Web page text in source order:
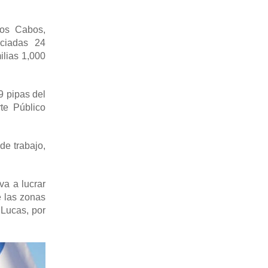
Cabos,
24
1,000
pipas del
Público
trabajo,
a lucrar
las zonas
por